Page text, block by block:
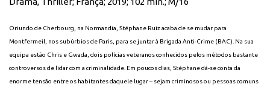
Oriundo de Cherbourg, na Normandia, Stéphane Ruiz acaba de se mudar para
Montfermeil, nos subúrbios de Paris, para se juntar à Brigada Anti-Crime (BAC). Na sua
equipa estão Chris e Gwada, dois polícias veteranos conhecidos pelos métodos bastante
controversos de lidar com a criminalidade. Em poucos dias, Stéphane dá-se conta da
enorme tensão entre os habitantes daquele lugar – sejam criminosos ou pessoas comuns